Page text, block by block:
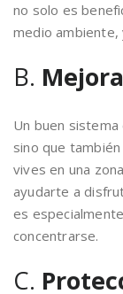
no solo es
medio ambiente,
B.
Un buen
sino que
vives en una
ayudarte a
es
concentrarse.
C.